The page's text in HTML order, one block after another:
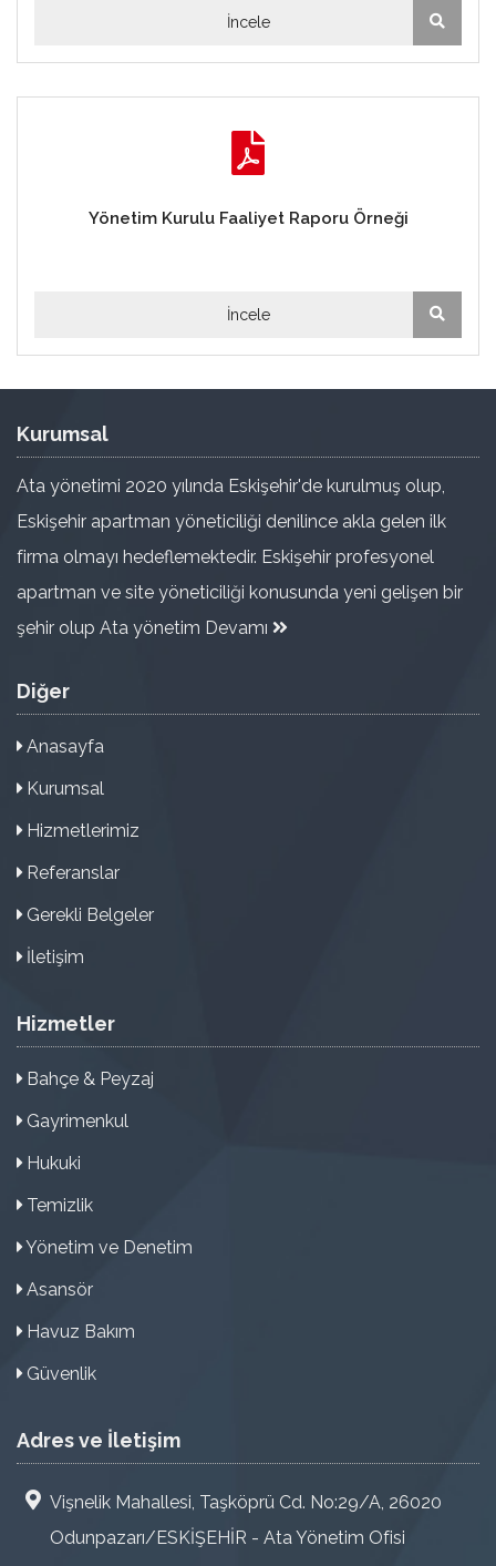
İncele
Yönetim Kurulu Faaliyet Raporu Örneği
İncele
Kurumsal
Ata yönetimi 2020 yılında Eskişehir'de kurulmuş olup,
Eskişehir apartman yöneticiliği denilince akla gelen ilk
firma olmayı hedeflemektedir. Eskişehir profesyonel
apartman ve site yöneticiliği konusunda yeni gelişen bir
şehir olup Ata yönetim Devamı
Diğer
Anasayfa
Kurumsal
Hizmetlerimiz
Referanslar
Gerekli Belgeler
İletişim
Hizmetler
Bahçe & Peyzaj
Gayrimenkul
Hukuki
Temizlik
Yönetim ve Denetim
Asansör
Havuz Bakım
Güvenlik
Adres ve İletişim
Vişnelik Mahallesi, Taşköprü Cd. No:29/A, 26020
Odunpazarı/ESKİŞEHİR - Ata Yönetim Ofisi